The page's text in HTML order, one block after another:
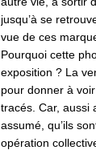
jusqu’à se
vue de ces
Pourquoi cette
exposition ? La
pour donner à
tracés. Car, aussi
assumé, qu’ils
opération